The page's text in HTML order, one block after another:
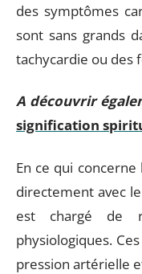
des symptômes
sont sans grands
tachycardie ou des
A découvrir
signification
En ce qui concerne
directement avec
est chargé de
physiologiques.
pression artérielle